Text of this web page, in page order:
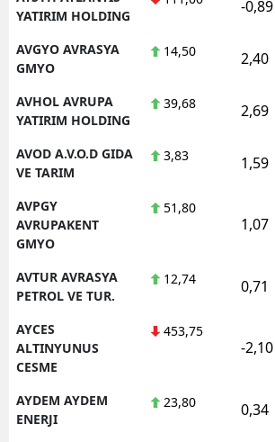
YATIRIM HOLDING
-0,89
AVGYO AVRASYA
GMYO
14,50 2,40
AVHOL AVRUPA
YATIRIM HOLDING
39,68 2,69
AVOD A.V.O.D GIDA
VE TARIM
3,83 1,59
AVPGY
AVRUPAKENT
GMYO
51,80
1,07
AVTUR AVRASYA
PETROL VE TUR.
12,74 0,71
AYCES
ALTINYUNUS
CESME
453,75
-2,10
AYDEM AYDEM
ENERJI
23,80 0,34